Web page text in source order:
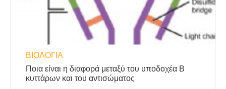
ΒΙΟΛΟΓΊΑ
Ποια είναι η διαφορά μεταξύ του υποδοχέα Β
κυττάρων και του αντισώματος